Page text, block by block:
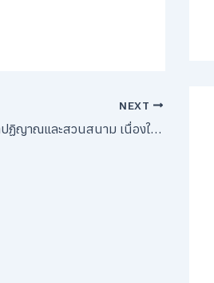
NEXT
ร่วมพิธีทบทวนคำปฏิญาณและสวนสนาม เนื่องในวันคล้ายวันสถาปนาคณะลูกเสือแห่งชาติ จังหวัดปทุมธานี ประจำปี 2568